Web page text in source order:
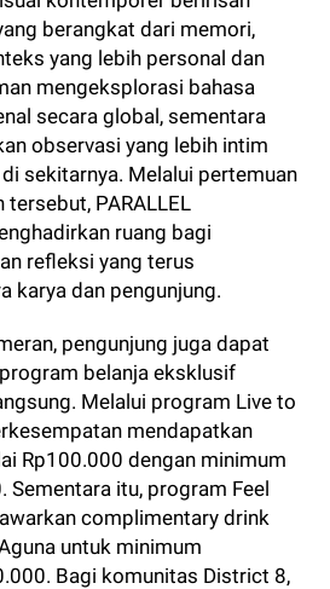
berangkat dari memori,
yang lebih personal dan
mengeksplorasi bahasa
secara global, sementara
observasi yang lebih intim
sekitarnya. Melalui pertemuan
PARALLEL
ruang bagi
refleksi yang terus
karya dan pengunjung.
pengunjung juga dapat
belanja eksklusif
Melalui program Live to
mendapatkan
Rp100.000 dengan minimum
Sementara itu, program Feel
complimentary drink
untuk minimum
Bagi komunitas District 8,